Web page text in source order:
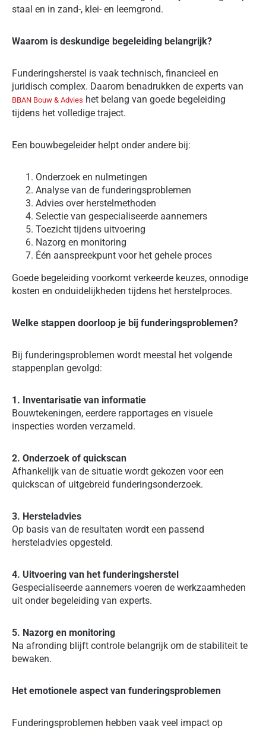
staal en in zand-, klei- en leemgrond.
Waarom is deskundige begeleiding belangrijk?
Funderingsherstel is vaak technisch, financieel en
juridisch complex. Daarom benadrukken de experts van
BBAN Bouw & Advies het belang van goede begeleiding
tijdens het volledige traject.
Een bouwbegeleider helpt onder andere bij:
Onderzoek en nulmetingen
Analyse van de funderingsproblemen
Advies over herstelmethoden
Selectie van gespecialiseerde aannemers
Toezicht tijdens uitvoering
Nazorg en monitoring
Één aanspreekpunt voor het gehele proces
Goede begeleiding voorkomt verkeerde keuzes, onnodige
kosten en onduidelijkheden tijdens het herstelproces.
Welke stappen doorloop je bij funderingsproblemen?
Bij funderingsproblemen wordt meestal het volgende
stappenplan gevolgd:
1. Inventarisatie van informatie
Bouwtekeningen, eerdere rapportages en visuele
inspecties worden verzameld.
2. Onderzoek of quickscan
Afhankelijk van de situatie wordt gekozen voor een
quickscan of uitgebreid funderingsonderzoek.
3. Hersteladvies
Op basis van de resultaten wordt een passend
hersteladvies opgesteld.
4. Uitvoering van het funderingsherstel
Gespecialiseerde aannemers voeren de werkzaamheden
uit onder begeleiding van experts.
5. Nazorg en monitoring
Na afronding blijft controle belangrijk om de stabiliteit te
bewaken.
Het emotionele aspect van funderingsproblemen
Funderingsproblemen hebben vaak veel impact op